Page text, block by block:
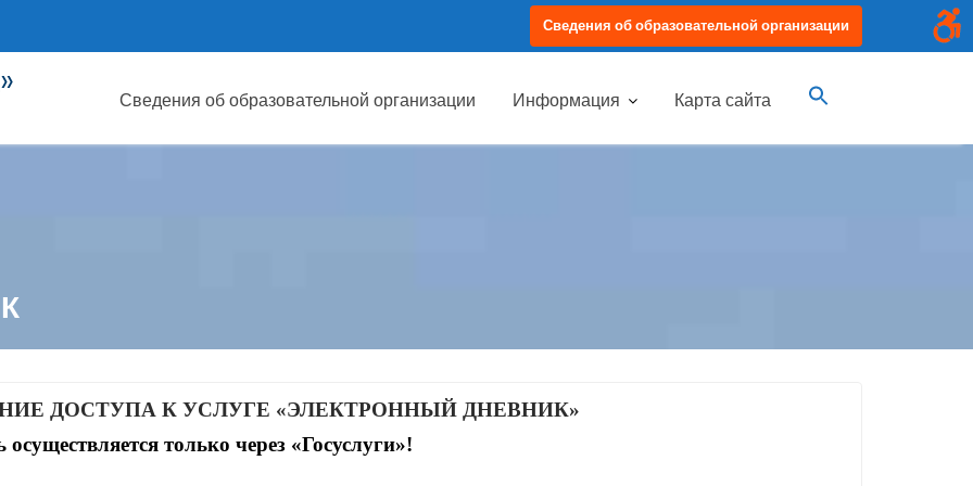
Сведения об образовательной организации
Сведения об образовательной организации Информация Карта сайта
ДОСТУПА К УСЛУГЕ «ЭЛЕКТРОННЫЙ ДНЕВНИК»
только через «Госуслуги»!